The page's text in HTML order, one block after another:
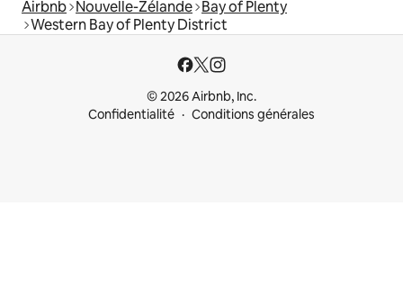
Airbnb Nouvelle-Zélande Bay of Plenty
Western Bay of Plenty District
© 2026 Airbnb, Inc.
Confidentialité
Conditions générales